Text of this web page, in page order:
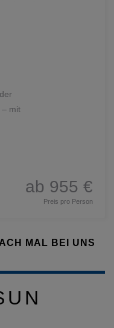
– mit
ab 955 €
Preis pro Person
MAL BEI UNS